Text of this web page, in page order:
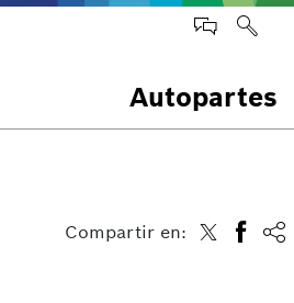
Autopartes
Compartir en: